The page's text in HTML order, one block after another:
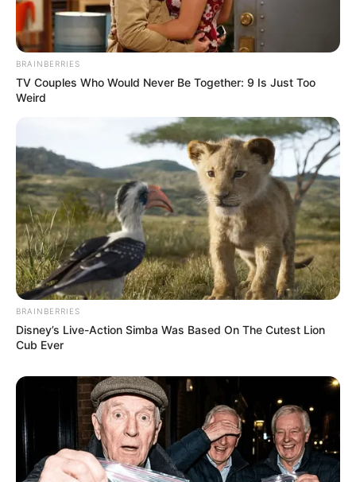
BRAINBERRIES
TV Couples Who Would Never Be Together: 9 Is Just Too
Weird
BRAINBERRIES
Disney’s Live-Action Simba Was Based On The Cutest Lion
Cub Ever